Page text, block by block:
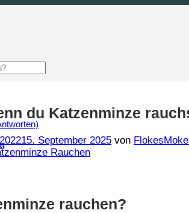
du Katzenminze
15. September 2025 von
rauchen?